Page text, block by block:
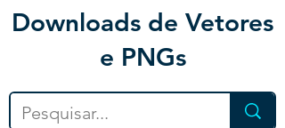
Downloads de Vetores
e PNGs